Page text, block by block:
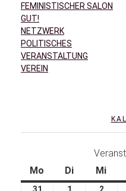
FEMINISTISCHER SALON
GUT!
NETZWERK
POLITISCHES
VERANSTALTUNG
VEREIN
Mo
Di Mi